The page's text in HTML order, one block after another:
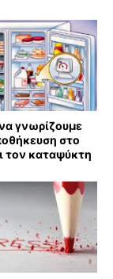
γνωρίζουμε
στο
τον καταψύκτη